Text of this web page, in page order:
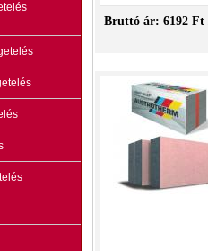
Bruttó ár: 6192 Ft